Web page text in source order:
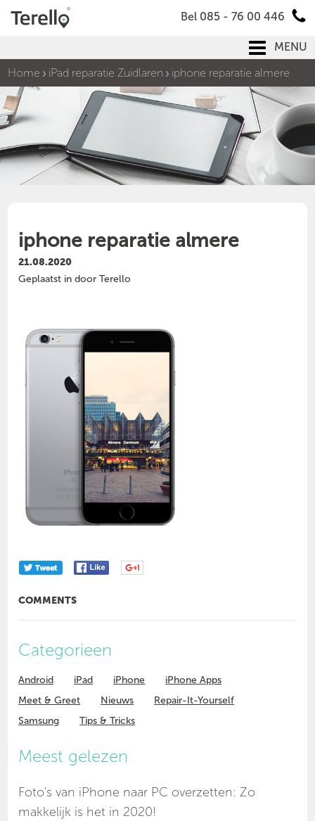
Bel 085 - 76 00 446
MENU
Home
iPad reparatie Zuidlaren iphone reparatie almere
iphone reparatie almere
21.08.2020
Geplaatst in door Terello
COMMENTS
Categorieen
Android iPad iPhone
iPhone Apps
Meet & Greet
Nieuws
Repair-It-Yourself
Samsung
Tips & Tricks
Meest gelezen
Foto's van iPhone naar PC overzetten: Zo
makkelijk is het in 2020!